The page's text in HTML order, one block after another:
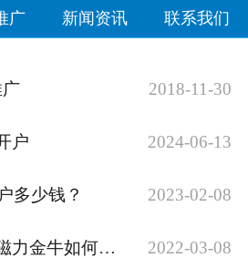
网络推广
广 新闻资讯 联系我们
2018-11-30
户 2024-06-13
多少钱？ 2023-02-08
什么是磁力金牛？磁力金牛如何推广 2022-03-08